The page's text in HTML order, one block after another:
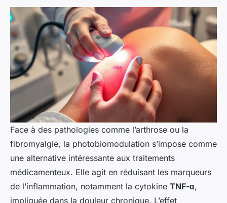
Face à des pathologies comme l’arthrose ou la
fibromyalgie, la photobiomodulation s’impose comme
une alternative intéressante aux traitements
médicamenteux. Elle agit en réduisant les marqueurs
de l’inflammation, notamment la cytokine TNF-α,
impliquée dans la douleur chronique. L’effet